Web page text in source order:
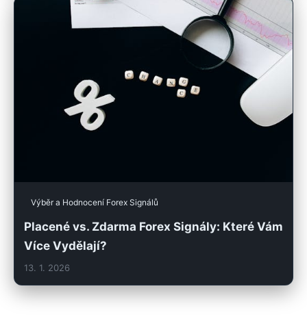
Výběr a Hodnocení Forex Signálů
Placené vs. Zdarma Forex Signály: Které Vám
Více Vydělají?
13. 1. 2026